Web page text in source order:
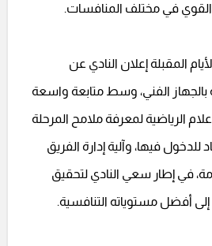
في مختلف المنافسات.
المقبلة إعلان النادي عن
بالجهاز الفني، وسط متابعة واسعة
الرياضية لمعرفة ملامح المرحلة
للدخول فيها، وآلية إدارة الفريق
في إطار سعي النادي لتحقيق
إلى أفضل مستوياته التنافسية.